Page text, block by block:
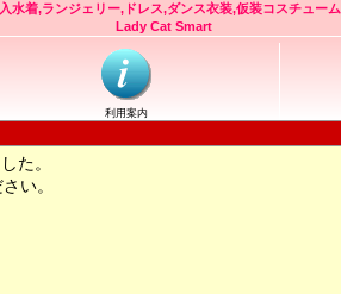
水着,ランジェリー,ドレス,ダンス衣装,仮装コスチューム
Lady Cat Smart
利用案内
た。
い。